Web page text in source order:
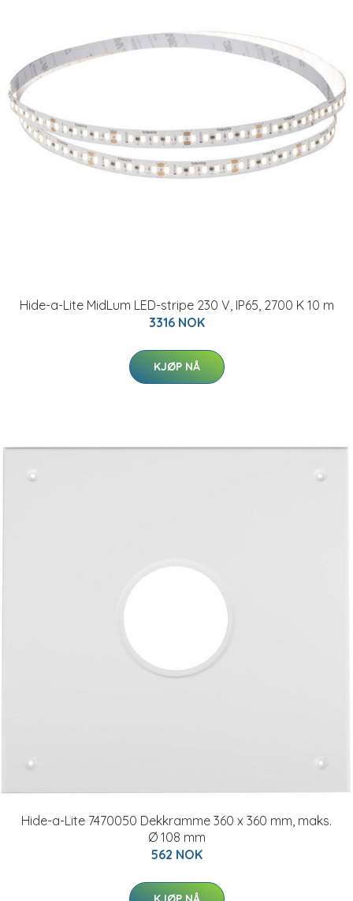
Hide-a-Lite MidLum LED-stripe 230 V, IP65, 2700 K 10 m
3316 NOK
KJØP NÅ
Hide-a-Lite 7470050 Dekkramme 360 x 360 mm, maks.
Ø 108 mm
562 NOK